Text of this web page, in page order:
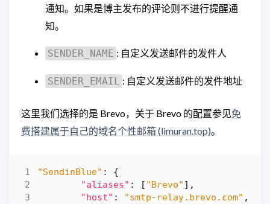
通知。如果是博主发布的评论则不进行提醒通
知。
SENDER_NAME : 自定义发送邮件的发件人
SENDER_EMAIL : 自定义发送邮件的发件地址
这里我们选择的是 Brevo，关于 Brevo 的配置参见免
费搭建属于自己的域名个性邮箱 (limuran.top)。
"SendinBlue" :
{
"aliases" : [ "Brevo" ],
"host" : "smtp-relay.brevo.com" ,